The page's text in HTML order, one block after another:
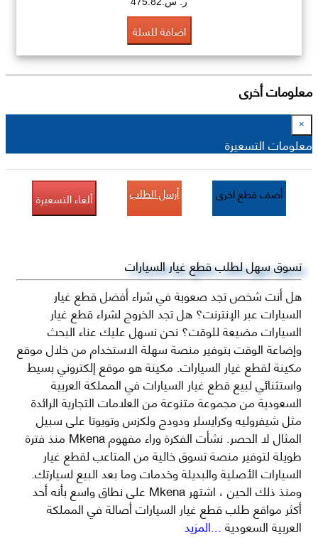
اضافة للسلة
معلومات أخرى
×
معلومات التسعيرة
أضف قطع اخرى أرسل الطلب ألغاء التسعيرة
تسوق سهل لطلب قطع غيار السيارات
هل أنت شخص تجد صعوبة في شراء أفضل قطع غيار
السيارات عبر الإنترنت؟ هل تجد الخروج لشراء قطع غيار
السيارات مضيعة للوقت؟ نحن نسهل عليك عناء البحث
وإضاعة الوقت بتوفير منصة سهلة الاستخدام من خلال موقع
مكينة لقطع غيار السيارات. مكينة هو موقع إلكتروني بسيط
واستثنائي لبيع قطع غيار السيارات في المملكة العربية
السعودية من مجموعة متنوعة من العلامات التجارية الرائدة
مثل شيفروليه وكرايسلر ودودج ولكزس وتويوتا على سبيل
المثال لا الحصر. نشأت الفكرة وراء مفهوم Mkena منذ فترة
طويلة لتوفير منصة تسوق خالية من المتاعب لقطع غيار
السيارات الأصلية والبديلة وخدمات وما بعد البيع لسيارتك.
ومنذ ذلك الحين ، اشتهر Mkena على نطاق واسع بأنه أحد
أكثر مواقع طلب قطع غيار السيارات أصالة في المملكة
العربية السعودية...المزيد